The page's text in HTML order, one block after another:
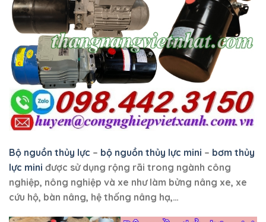
Bộ nguồn thủy lực – bộ nguồn thủy lực mini – bơm thủy
lực mini được sử dụng rộng rãi trong ngành công
nghiệp, nông nghiệp và xe như làm bửng nâng xe, xe
cứu hộ, bàn nâng, hệ thống nâng hạ,…